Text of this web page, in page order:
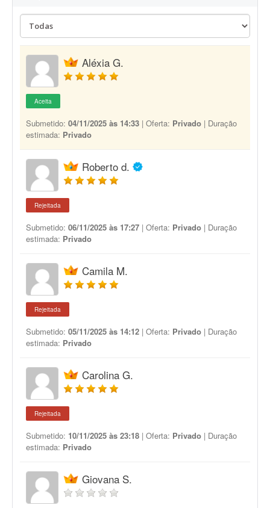
Aléxia G.
Aceita
Submetido: 04/11/2025 às 14:33 | Oferta: Privado | Duração
estimada: Privado
Roberto d.
Rejeitada
Submetido: 06/11/2025 às 17:27 | Oferta: Privado | Duração
estimada: Privado
Camila M.
Rejeitada
Submetido: 05/11/2025 às 14:12 | Oferta: Privado | Duração
estimada: Privado
Carolina G.
Rejeitada
Submetido: 10/11/2025 às 23:18 | Oferta: Privado | Duração
estimada: Privado
Giovana S.